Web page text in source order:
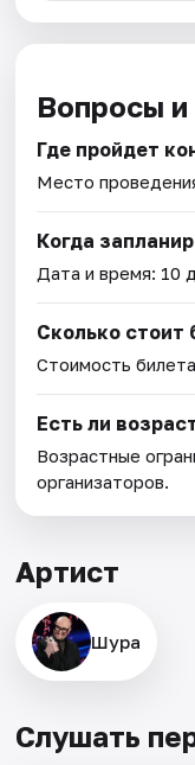
Вопросы
Где пройдет
Место
Когда
Дата и время: 10
Сколько стоит
Стоимость
Есть ли
Возрастные
организаторов.
Артист
Шура
Слушать